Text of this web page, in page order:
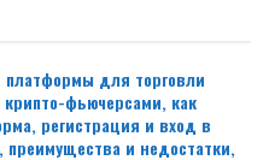
для торговли
фьючерсами, как
регистрация и вход в
преимущества и недостатки,